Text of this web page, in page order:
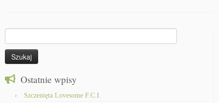
Ostatnie wpisy
Szczenięta Lovesome F.C.I.